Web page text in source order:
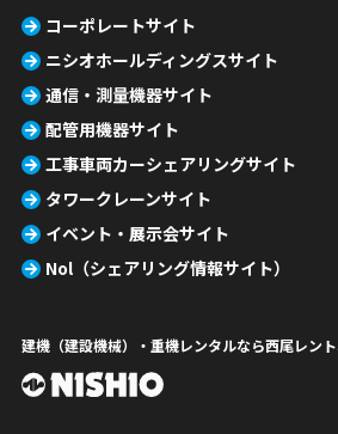
コーポレートサイト
ニシオホールディングスサイト
通信・測量機器サイト
配管用機器サイト
工事車両カーシェアリングサイト
タワークレーンサイト
イベント・展示会サイト
Nol（シェアリング情報サイト）
建機（建設機械）・重機レンタルなら西尾レン